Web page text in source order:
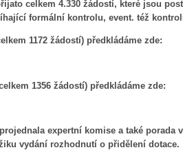
celkem 4.330 žádostí, které jsou
formální kontrolu, event. též
1172 žádostí) předkládáme zde:
1356 žádostí) předkládáme zde:
expertní komise a také porada
vydání rozhodnutí o přidělení dotace.